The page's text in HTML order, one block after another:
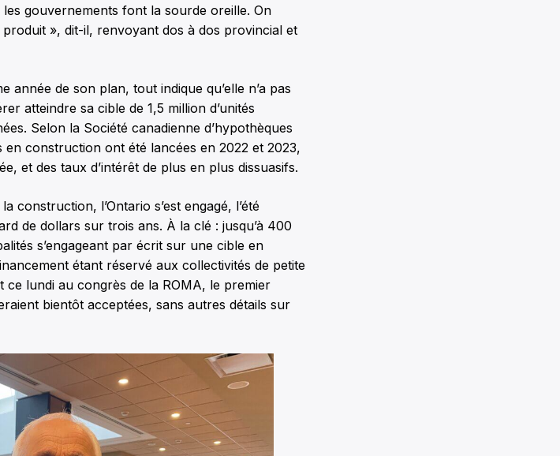
gouvernements font la sourde oreille. On
», dit-il, renvoyant dos à dos provincial et
année de son plan, tout indique qu’elle n’a pas
atteindre sa cible de 1,5 million d’unités
Selon la Société canadienne d’hypothèques
construction ont été lancées en 2022 et 2023,
et des taux d’intérêt de plus en plus dissuasifs.
construction, l’Ontario s’est engagé, l’été
de dollars sur trois ans. À la clé : jusqu’à 400
s’engageant par écrit sur une cible en
étant réservé aux collectivités de petite
lundi au congrès de la ROMA, le premier
bientôt acceptées, sans autres détails sur